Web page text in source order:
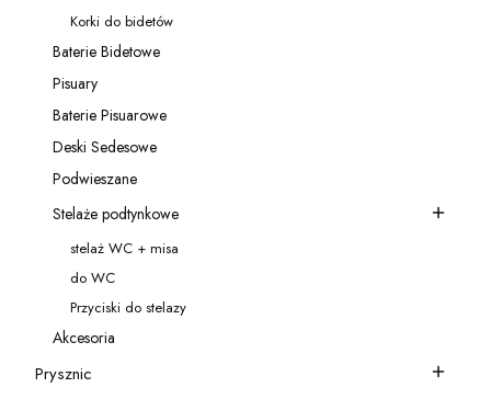
Kategoria - Korki do bidetów
Korki do bidetów
Kategoria - Baterie Bidetowe
Baterie Bidetowe
Kategoria - Pisuary
Pisuary
Kategoria - Baterie Pisuarowe
Baterie Pisuarowe
Kategoria - Deski Sedesowe
Deski Sedesowe
Kategoria - Podwieszane
Podwieszane
Kategoria - Stelaże podtynkowe
Stelaże podtynkowe
Kategoria - stelaż WC + misa
stelaż WC + misa
Kategoria - do WC
do WC
Kategoria - Przyciski do stelazy
Przyciski do stelazy
Kategoria - Akcesoria
Akcesoria
Kategoria - Prysznic
Prysznic